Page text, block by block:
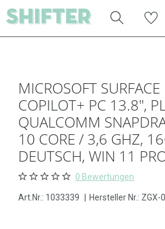
MICROSOFT
COPILOT+ PC 13.8",
QUALCOMM
10 CORE / 3,6 GHZ,
DEUTSCH, WIN 11
0 Bewertungen
Art.Nr.: 1033339 Hersteller Nr.: ZGX-